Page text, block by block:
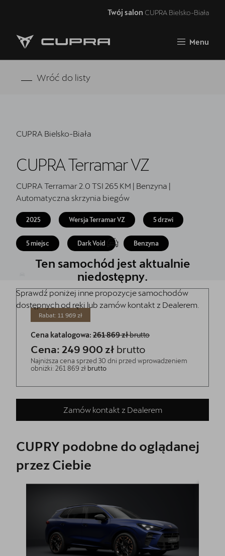
Twój salon CUPRA Bielsko-Biała
Menu
Strona główna
Oferta i aktualności
Finansowanie
Serwis
Oryginalne części zamienne
Akcesoria CUPRA
5 lat gwarancji
Kontakt
Wróć do listy
CUPRA Bielsko-Biała
CUPRA Terramar VZ
CUPRA Terramar 2.0 TSI 265 KM | Benzyna |
Automatyczna skrzynia biegów
2025 Wersja Terramar VZ 5 drzwi
5 miejsc Dark Void Benzyna
Ten samochód jest aktualnie
niedostępny.
Sprawdź poniżej inne propozycje samochodów
dostępnych od ręki lub zamów kontakt z Dealerem.
Rabat: 11 969 zł
Cena katalogowa: 261 869 złbrutto
Cena: 249 900 zł brutto
Najniższa cena sprzed 30 dni przed wprowadzeniem
obniżki: 261 869 zł brutto
Zamów kontakt z Dealerem
CUPRY podobne do oglądanej
przez Ciebie